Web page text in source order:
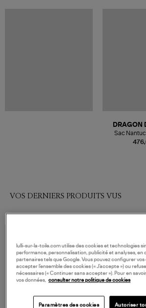
DRAGON
Sac
VOS DERNIERS PRODUITS VUS
lulli-sur-la-toile.com utilise des cookies et technologies
performance, personnalisation, publicité et analyses, en
partenaires tels que Google. Vous pouvez configurer vos
accepter l’ensemble des cookies (« J’accepte ») ou
nécessaires (« Continuer sans accepter »). Pour en
vos données, consulter notre politique de cookies
Paramètres des cookies Autoriser